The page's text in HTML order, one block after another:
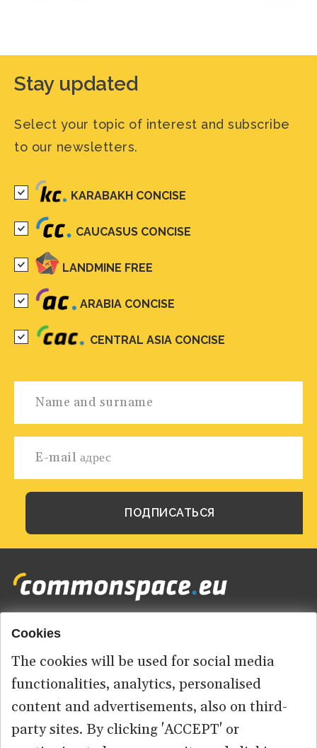
Stay updated
Select your topic of interest and subscribe
to our newsletters.
KARABAKH CONCISE
CAUCASUS CONCISE
LANDMINE FREE
ARABIA CONCISE
CENTRAL ASIA CONCISE
Footer
menu
HOME
ABOUT US
КОНТАКТ
Cookies
The cookies will be used for social media
functionalities, analytics, personalised
content and advertisements, also on third-
party sites. By clicking 'ACCEPT' or